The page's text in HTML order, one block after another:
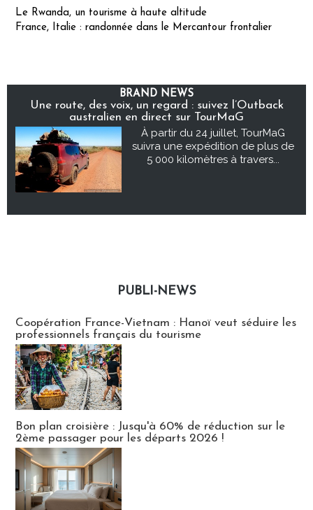
Le Rwanda, un tourisme à haute altitude
France, Italie : randonnée dans le Mercantour frontalier
BRAND NEWS
Une route, des voix, un regard : suivez l’Outback
australien en direct sur TourMaG
À partir du 24 juillet, TourMaG
suivra une expédition de plus de
5 000 kilomètres à travers...
PUBLI-NEWS
Coopération France-Vietnam : Hanoï veut séduire les
professionnels français du tourisme
Bon plan croisière : Jusqu'à 60% de réduction sur le
2ème passager pour les départs 2026 !